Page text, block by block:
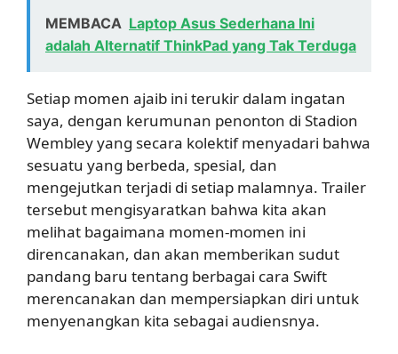
MEMBACA Laptop Asus Sederhana Ini
adalah Alternatif ThinkPad yang Tak Terduga
Setiap momen ajaib ini terukir dalam ingatan
saya, dengan kerumunan penonton di Stadion
Wembley yang secara kolektif menyadari bahwa
sesuatu yang berbeda, spesial, dan
mengejutkan terjadi di setiap malamnya. Trailer
tersebut mengisyaratkan bahwa kita akan
melihat bagaimana momen-momen ini
direncanakan, dan akan memberikan sudut
pandang baru tentang berbagai cara Swift
merencanakan dan mempersiapkan diri untuk
menyenangkan kita sebagai audiensnya.